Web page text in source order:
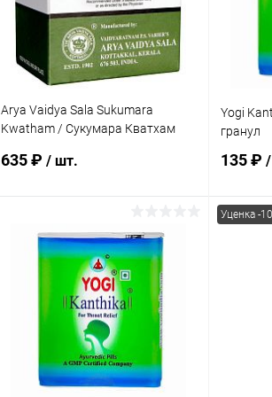
Arya Vaidya Sala Sukumara
Kwatham / Сукумара Кватхам
635 ₽ / шт.
В корзину
Купить в 1 клик Сравнение
В избранное Под заказ
Yogi
гранул
135 ₽
В
Уценка -